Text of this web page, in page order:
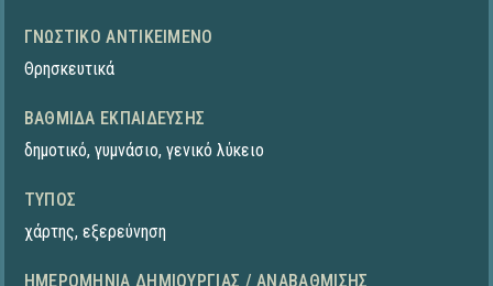
ΓΝΩΣΤΙΚΌ ΑΝΤΙΚΕΊΜΕΝΟ
Θρησκευτικά
ΒΑΘΜΊΔΑ ΕΚΠΑΊΔΕΥΣΗΣ
δημοτικό, γυμνάσιο, γενικό λύκειο
ΤΎΠΟΣ
χάρτης, εξερεύνηση
ΗΜΕΡΟΜΗΝΊΑ ΔΗΜΙΟΥΡΓΊΑΣ / ΑΝΑΒΆΘΜΙΣΗΣ